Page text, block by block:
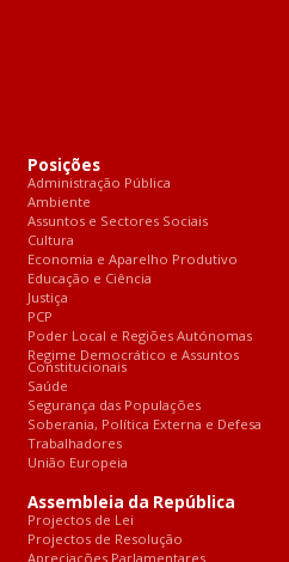
Posições
Administração Pública
Ambiente
Assuntos e Sectores Sociais
Cultura
Economia e Aparelho Produtivo
Educação e Ciência
Justiça
PCP
Poder Local e Regiões Autónomas
Regime Democrático e Assuntos
Constitucionais
Saúde
Segurança das Populações
Soberania, Política Externa e Defesa
Trabalhadores
União Europeia
Assembleia da República
Projectos de Lei
Projectos de Resolução
Apreciações Parlamentares